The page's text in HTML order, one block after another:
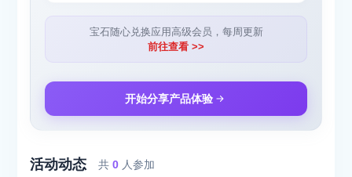
宝石随心兑换应用高级会员，每周更新
前往查看 >>
开始分享产品体验
活动动态 共0 人参加